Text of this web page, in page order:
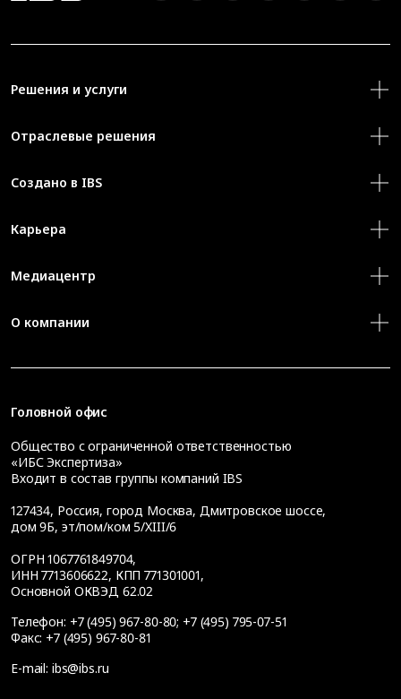
Решения и услуги
Отраслевые решения
Создано в IBS
Карьера
Медиацентр
О компании
Головной офис
Общество с ограниченной ответственностью
«ИБС Экспертиза»
Входит в состав группы компаний IBS
127434, Россия, город Москва, Дмитровское шоссе,
дом 9Б, эт/пом/ком 5/XIII/6
ОГРН 1067761849704,
ИНН 7713606622, КПП 771301001,
Основной ОКВЭД 62.02
Телефон: +7 (495) 967-80-80; +7 (495) 795-07-51
Факс: +7 (495) 967-80-81
E-mail: ibs@ibs.ru